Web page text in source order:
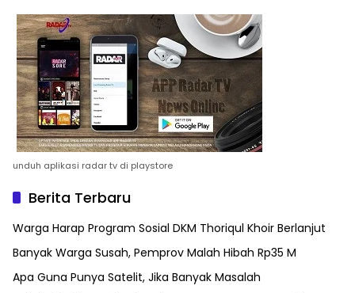
unduh aplikasi radar tv di playstore
Berita Terbaru
Warga Harap Program Sosial DKM Thoriqul Khoir Berlanjut
Banyak Warga Susah, Pemprov Malah Hibah Rp35 M
Apa Guna Punya Satelit, Jika Banyak Masalah